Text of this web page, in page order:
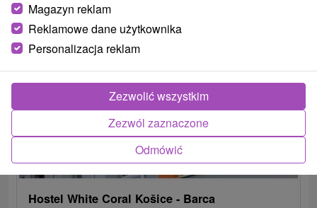
Hostel White Coral Košice - Barca
Magazyn reklam
Reklamowe dane użytkownika
Personalizacja reklam
Odmówić
Zezwól zaznaczone
Zezwolić wszystkim